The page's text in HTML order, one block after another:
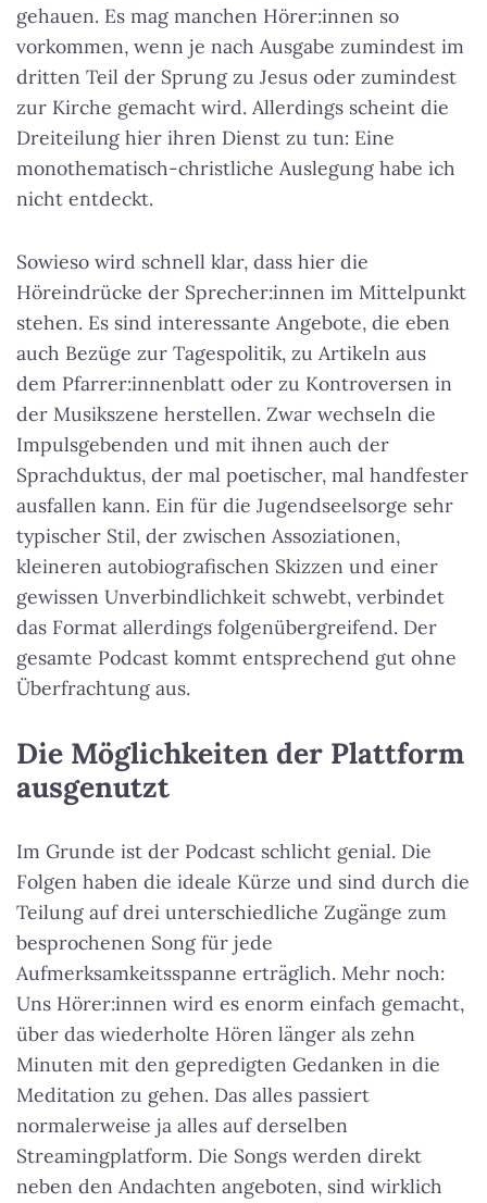
gehauen. Es mag manchen Hörer:innen so
vorkommen, wenn je nach Ausgabe zumindest im
dritten Teil der Sprung zu Jesus oder zumindest
zur Kirche gemacht wird. Allerdings scheint die
Dreiteilung hier ihren Dienst zu tun: Eine
monothematisch-christliche Auslegung habe ich
nicht entdeckt.
Sowieso wird schnell klar, dass hier die
Höreindrücke der Sprecher:innen im Mittelpunkt
stehen. Es sind interessante Angebote, die eben
auch Bezüge zur Tagespolitik, zu Artikeln aus
dem Pfarrer:innenblatt oder zu Kontroversen in
der Musikszene herstellen. Zwar wechseln die
Impulsgebenden und mit ihnen auch der
Sprachduktus, der mal poetischer, mal handfester
ausfallen kann. Ein für die Jugendseelsorge sehr
typischer Stil, der zwischen Assoziationen,
kleineren autobiografischen Skizzen und einer
gewissen Unverbindlichkeit schwebt, verbindet
das Format allerdings folgenübergreifend. Der
gesamte Podcast kommt entsprechend gut ohne
Überfrachtung aus.
Die Möglichkeiten der Plattform
ausgenutzt
Im Grunde ist der Podcast schlicht genial. Die
Folgen haben die ideale Kürze und sind durch die
Teilung auf drei unterschiedliche Zugänge zum
besprochenen Song für jede
Aufmerksamkeitsspanne erträglich. Mehr noch:
Uns Hörer:innen wird es enorm einfach gemacht,
über das wiederholte Hören länger als zehn
Minuten mit den gepredigten Gedanken in die
Meditation zu gehen. Das alles passiert
normalerweise ja alles auf derselben
Streamingplatform. Die Songs werden direkt
neben den Andachten angeboten, sind wirklich